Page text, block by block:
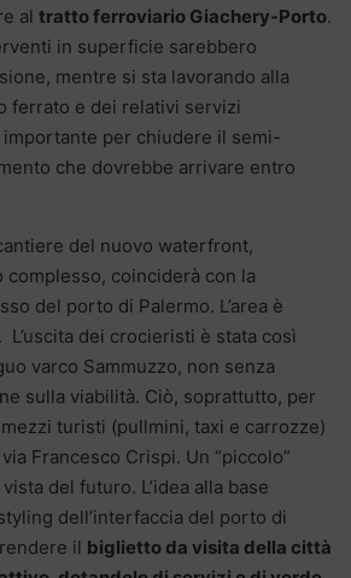
al tratto ferroviario Giachery-Porto.
in superficie sarebbero
mentre si sta lavorando alla
ferrato e dei relativi servizi
importante per chiudere il semi-
che dovrebbe arrivare entro
del nuovo waterfront,
complesso, coinciderà con la
del porto di Palermo. L’area è
dei crocieristi è stata così
varco Sammuzzo, non senza
sulla viabilità. Ciò, soprattutto, per
turisti (pullmini, taxi e carrozze)
Francesco Crispi. Un “piccolo”
del futuro. L’idea alla base
dell’interfaccia del porto di
il biglietto da visita della città